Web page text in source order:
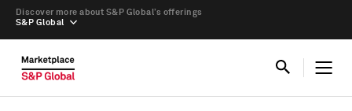
S&P Global
Discover more about S&P Global’s offerings